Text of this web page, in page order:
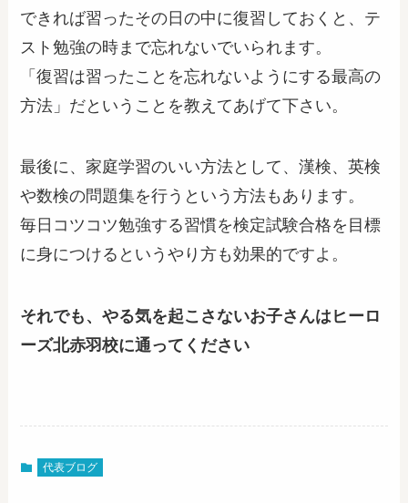
できれば習ったその日の中に復習しておくと、テ
スト勉強の時まで忘れないでいられます。
「復習は習ったことを忘れないようにする最高の
方法」だということを教えてあげて下さい。
最後に、家庭学習のいい方法として、漢検、英検
や数検の問題集を行うという方法もあります。
毎日コツコツ勉強する習慣を検定試験合格を目標
に身につけるというやり方も効果的ですよ。
それでも、やる気を起こさないお子さんはヒーロ
ーズ北赤羽校に通ってください
代表ブログ